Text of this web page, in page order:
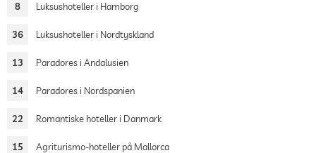
8 Luksushoteller i Hamborg
36 Luksushoteller i Nordtyskland
13 Paradores i Andalusien
14 Paradores i Nordspanien
22 Romantiske hoteller i Danmark
15 Agriturismo-hoteller på Mallorca